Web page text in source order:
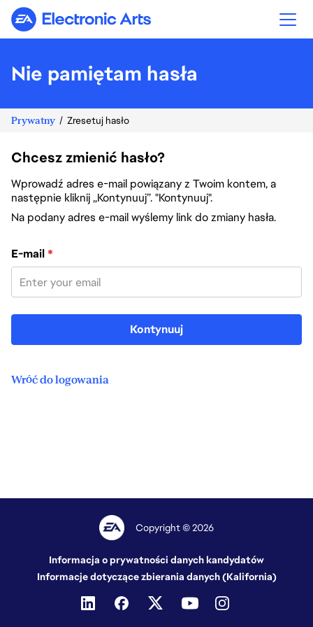
Electronic Arts
Nie pamiętam hasła
Prywatny Zresetuj hasło
Chcesz zmienić hasło?
Wprowadź adres e-mail powiązany z Twoim kontem, a
następnie kliknij „Kontynuuj”. "Kontynuuj".
Na podany adres e-mail wyślemy link do zmiany hasła.
Zresetuj hasło za pomocą adresu e-mail
E-mail*
Kontynuuj
Wróć do logowania
Copyright © 2026
Informacja o prywatności danych kandydatów
Informacje dotyczące zbierania danych (Kalifornia)